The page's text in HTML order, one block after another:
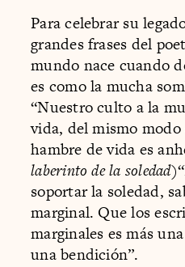
Para celebrar su
grandes frases del
mundo nace cuando
es como la mucha
“Nuestro culto a la
vida, del mismo modo
hambre de vida es
laberinto de la soledad
soportar la soledad,
marginal. Que los
marginales es más
una bendición”.